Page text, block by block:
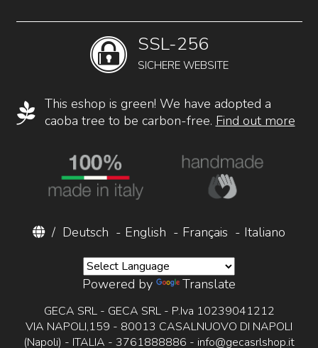
SSL-256
SICHERE WEBSITE
This eshop is green! We have adopted a
caoba tree to be carbon-free. Find out more
/ Deutsch - English - Français - Italiano
Powered by Translate
GECA SRL - GECA SRL - P.Iva 10239041212
VIA NAPOLI,159 - 80013 CASALNUOVO DI NAPOLI
(Napoli) - ITALIA - 3761888886 - info@gecasrlshop.it